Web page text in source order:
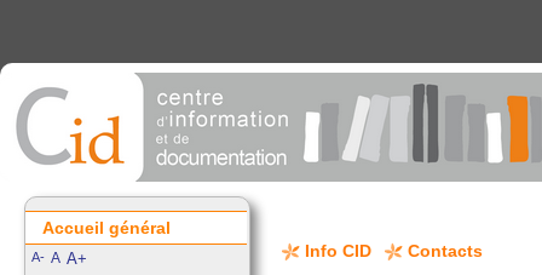
Info CID Contacts
Accueil général
A- A A+